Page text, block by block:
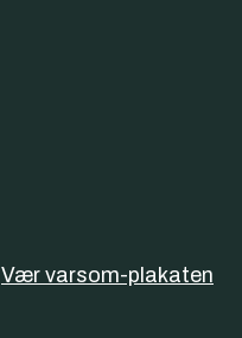
Vær varsom-plakaten